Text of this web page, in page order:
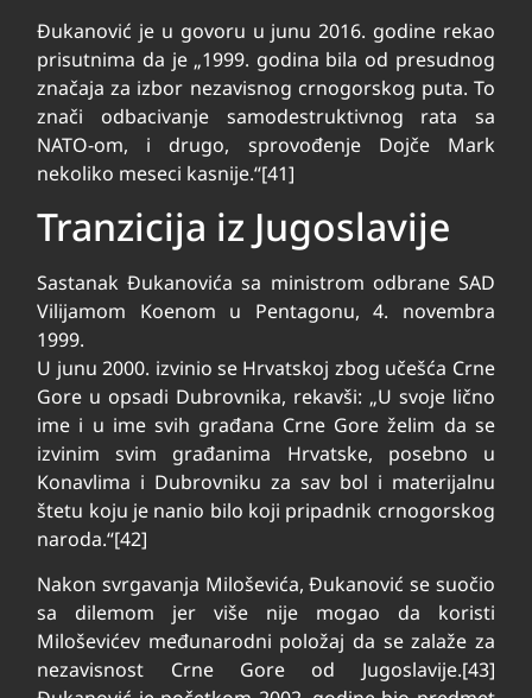
Đukanović je u govoru u junu 2016. godine rekao
prisutnima da je „1999. godina bila od presudnog
značaja za izbor nezavisnog crnogorskog puta. To
znači odbacivanje samodestruktivnog rata sa
NATO-om, i drugo, sprovođenje Dojče Mark
nekoliko meseci kasnije.“[41]
Tranzicija iz Jugoslavije
Sastanak Đukanovića sa ministrom odbrane SAD
Vilijamom Koenom u Pentagonu, 4. novembra
1999.
U junu 2000. izvinio se Hrvatskoj zbog učešća Crne
Gore u opsadi Dubrovnika, rekavši: „U svoje lično
ime i u ime svih građana Crne Gore želim da se
izvinim svim građanima Hrvatske, posebno u
Konavlima i Dubrovniku za sav bol i materijalnu
štetu koju je nanio bilo koji pripadnik crnogorskog
naroda.“[42]
Nakon svrgavanja Miloševića, Đukanović se suočio
sa dilemom jer više nije mogao da koristi
Miloševićev međunarodni položaj da se zalaže za
nezavisnost Crne Gore od Jugoslavije.[43]